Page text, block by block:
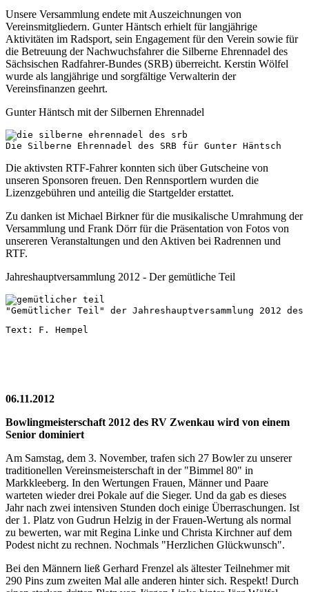
Unsere Versammlung endete mit Auszeichnungen von
Vereinsmitgliedern. Gunter Häntsch erhielt für langjährige
Aktivitäten im Radsport, sein Engagement für den Verein sowie für
die Betreuung der Nachwuchsfahrer die Silberne Ehrennadel des
Sächsischen Radfahrer-Bundes (SRB) überreicht. Kerstin Wölfel
wurde als langjährige und sorgfältige Verwalterin der
Vereinsfinanzen geehrt.
Gunter Häntsch mit der Silbernen Ehrennadel
Die Silberne Ehrennadel des SRB für Gunter Häntsch
Die aktivsten RTF-Fahrer konnten sich über Gutscheine von
unseren Sponsoren freuen. Den Rennsportlern wurden die
Lizenzgebühren und anteilig die Startgelder erstattet.
Zu danken ist Michael Birkner für die musikalische Umrahmung der
Versammlung und Frank Dörr für die Präsentation von Fotos von
unsereren Veranstaltungen und den Aktiven bei Radrennen und
RTF.
Jahreshauptversammlung 2012 - Der gemütliche Teil
"Gemütlicher Teil" der Jahreshauptversammlung 2012 des
Text: F. Hempel
06.11.2012
Bowlingmeisterschaft 2012 des RV Zwenkau wird von einem
Senior dominiert
Am Samstag, dem 3. November, trafen sich 27 Bowler zu unserer
traditionellen Vereinsmeisterschaft in der "Bimmel 80" in
Markkleeberg. In den Wertungen Frauen, Männer und Paare
warteten wieder drei Pokale auf die Sieger. Und da gab es dieses
Jahr nach zwei intensiven Stunden doch einige Überraschungen. Ist
der 1. Platz von Gudrun Helzig in der Frauen-Wertung als normal
zu bewerten, war mit Regina Linke und Christa Kirchner auf dem
Podest nicht zu rechnen. Nochmals "Herzlichen Glückwunsch".
Bei den Männern ließ Gerhard Frenzel als ältester Teilnehmer mit
290 Pins zum zweiten Mal alle anderen hinter sich. Respekt! Durch